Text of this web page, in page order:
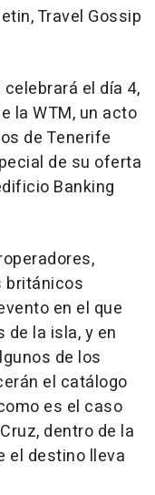
Travel Gossip
el día 4,
la WTM, un acto
de Tenerife
de su oferta
Banking
británicos
en el que
la isla, y en
de los
el catálogo
es el caso
dentro de la
el destino lleva